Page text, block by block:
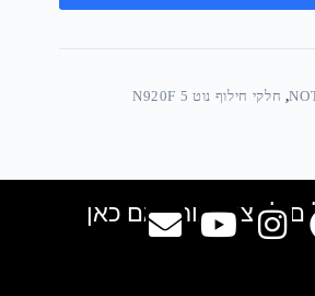
, חלקי חילוף נוט 5 N920F
למצוא אותנו גם כאן